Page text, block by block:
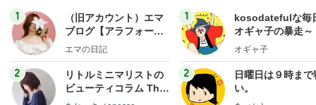
1
（旧アカウント）エマ
ブログ【アラフォー会
社売却セカンドライ
エマの日記
2
リトルミニマリストの
ビューティコラム The
little minimalist's bea
1
kosodatefulな毎
オギャ子の暴走～
オギャ子
2
日曜日は９時まで
い。